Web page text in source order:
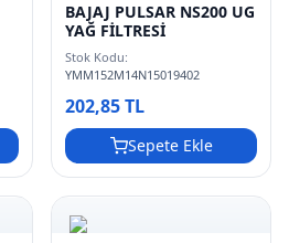
BAJAJ PULSAR NS200 UG
YAĞ FİLTRESİ
Stok Kodu:
YMM152M14N15019402
202,85 TL
Sepete Ekle